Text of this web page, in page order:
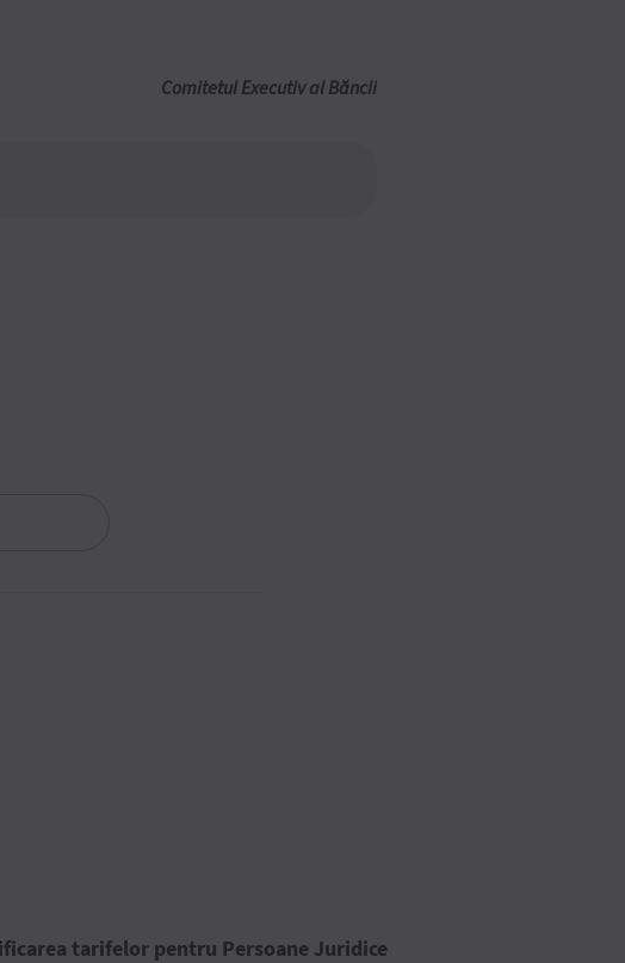
Comitetul Executiv al Băncii
tarifelor pentru Persoane Juridice